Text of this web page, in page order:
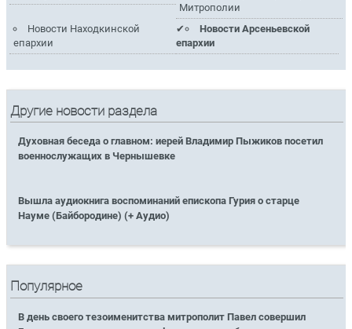
Митрополии
Новости Находкинской
епархии
Новости Арсеньевской
епархии
Другие новости раздела
Духовная беседа о главном: иерей Владимир Пыжиков посетил
военнослужащих в Чернышевке
Вышла аудиокнига воспоминаний епископа Гурия о старце
Науме (Байбородине) (+ Аудио)
Популярное
В день своего тезоименитства митрополит Павел совершил